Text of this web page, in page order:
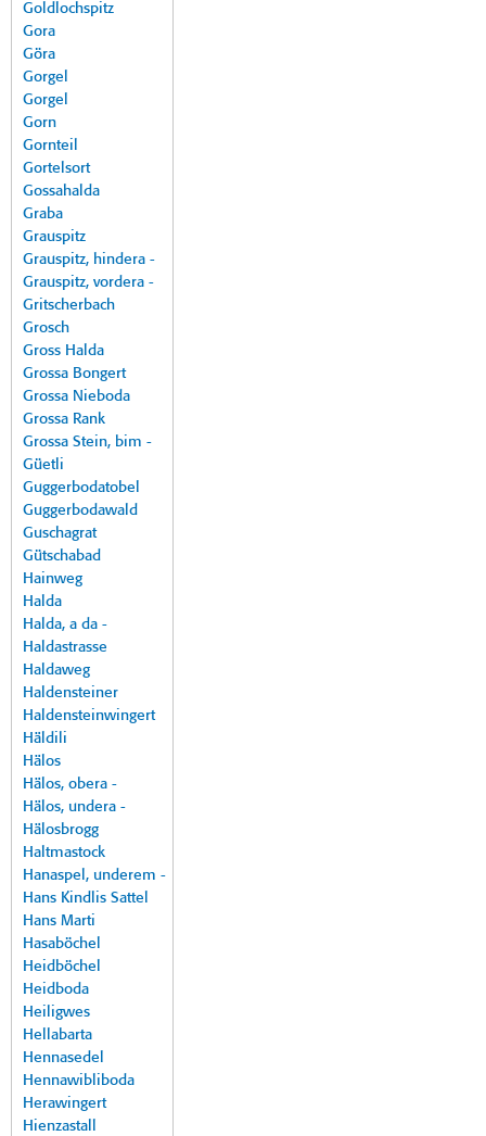
Goldlochspitz
Gora
Göra
Gorgel
Gorgel
Gorn
Gornteil
Gortelsort
Gossahalda
Graba
Grauspitz
Grauspitz, hindera -
Grauspitz, vordera -
Gritscherbach
Grosch
Gross Halda
Grossa Bongert
Grossa Nieboda
Grossa Rank
Grossa Stein, bim -
Güetli
Guggerbodatobel
Guggerbodawald
Guschagrat
Gütschabad
Hainweg
Halda
Halda, a da -
Haldastrasse
Haldaweg
Haldensteiner
Haldensteinwingert
Häldili
Hälos
Hälos, obera -
Hälos, undera -
Hälosbrogg
Haltmastock
Hanaspel, underem -
Hans Kindlis Sattel
Hans Marti
Hasaböchel
Heidböchel
Heidboda
Heiligwes
Hellabarta
Hennasedel
Hennawibliboda
Herawingert
Hienzastall